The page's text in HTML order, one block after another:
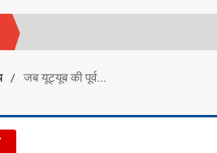
/ जब यूट्यूब की पूर्व...